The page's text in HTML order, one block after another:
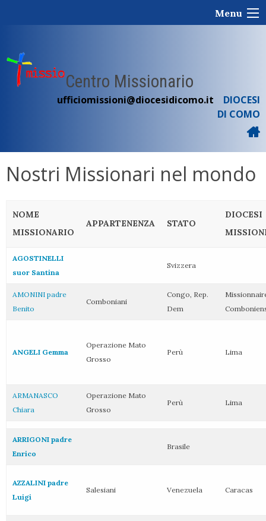
Menu
Centro Missionario
ufficiomissioni@diocesidicomo.it
DIOCESI
DI COMO
Nostri Missionari nel mondo
NOME
MISSIONARIO
APPARTENENZA STATO
DIOCESI
AGOSTINELLI
suor Santina
Svizzera
AMONINI padre
Benito
Comboniani
Congo, Rep.
Dem
ANGELI Gemma
Operazione Mato
Grosso
Perù Lima
ARMANASCO
Chiara
Operazione Mato
Grosso
Perù Lima
ARRIGONI padre
Enrico
Brasile
AZZALINI padre
Luigi
Salesiani Venezuela Caracas